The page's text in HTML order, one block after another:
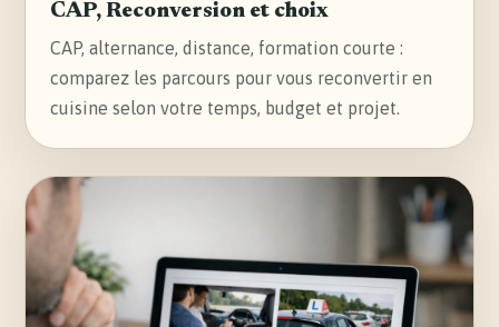
CAP, Reconversion et choix
CAP, alternance, distance, formation courte :
comparez les parcours pour vous reconvertir en
cuisine selon votre temps, budget et projet.